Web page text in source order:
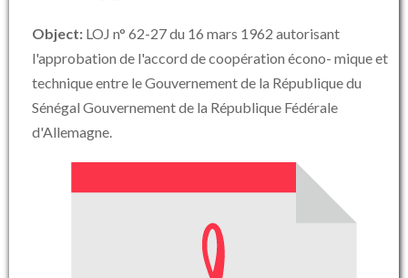
Object: LOJ n° 62-27 du 16 mars 1962 autorisant
l'approbation de l'accord de coopération écono- mique et
technique entre le Gouvernement de la République du
Sénégal Gouvernement de la République Fédérale
d'Allemagne.